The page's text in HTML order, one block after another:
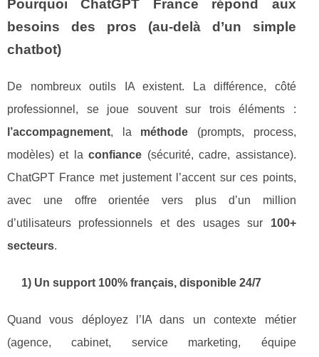
Pourquoi ChatGPT France répond aux
besoins des pros (au-delà d’un simple
chatbot)
De nombreux outils IA existent. La différence, côté
professionnel, se joue souvent sur trois éléments :
l’accompagnement, la méthode (prompts, process,
modèles) et laconfiance (sécurité, cadre, assistance).
ChatGPT France met justement l’accent sur ces points,
avec une offre orientée vers plus d’un million
d’utilisateurs professionnels et des usages sur 100+
secteurs.
1) Un support 100% français, disponible 24/7
Quand vous déployez l’IA dans un contexte métier
(agence, cabinet, service marketing, équipe